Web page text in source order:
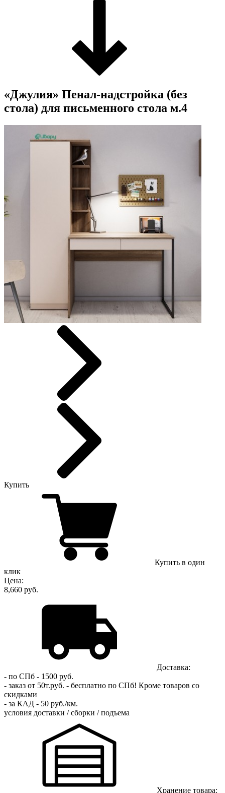
«Джулия» Пенал-надстройка (без
стола) для письменного стола м.4
Купить
Купить в один
клик
Цена:
8,660 руб.
Доставка:
- по СПб - 1500 руб.
- заказ от 50т.руб. - бесплатно по СПб! Кроме товаров со
скидками
- за КАД - 50 руб./км.
условия доставки / сборки / подъема
Хранение товара: